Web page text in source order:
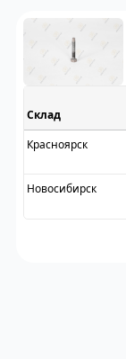
Склад
Красноярск
Новосибирск